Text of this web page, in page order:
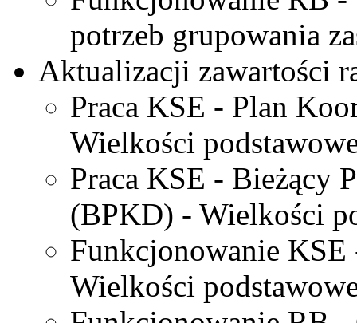
potrzeb grupowania
Aktualizacji zawartości
Praca KSE - Plan
Wielkości
Praca KSE - Bieżący
(BPKD) - Wielkości
Funkcjonowanie
Wielkości